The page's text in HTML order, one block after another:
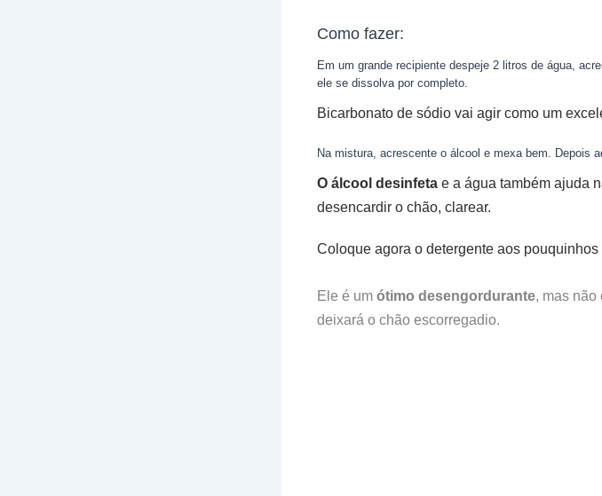
Como fazer:
Em um grande recipiente despeje 2 litros de água,
ele se dissolva por completo.
Bicarbonato de sódio vai agir como um
Na mistura, acrescente o álcool e mexa bem. Depois
O álcool desinfeta e a água também ajuda
desencardir o chão, clarear.
Coloque agora o detergente aos pouquinhos
Ele é um ótimo desengordurante, mas não
deixará o chão escorregadio.